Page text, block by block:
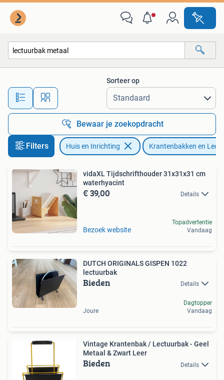
Alle afstanden…
Sorteer op
Bewaar je zoekopdracht
Filters Huis en Inrichting Krantenbakken en
vidaXL Tijdschrifthouder 31x31x31 cm
waterhyacint
€ 39,00 Details
Bezoek website
Topadvertentie
Vandaag
DUTCH ORIGINALS GISPEN 1022
lectuurbak
Bieden Details
Joure
Dagtopper
Vandaag
Vintage Krantenbak / Lectuurbak - Geel
Metaal & Zwart Leer
Bieden Details